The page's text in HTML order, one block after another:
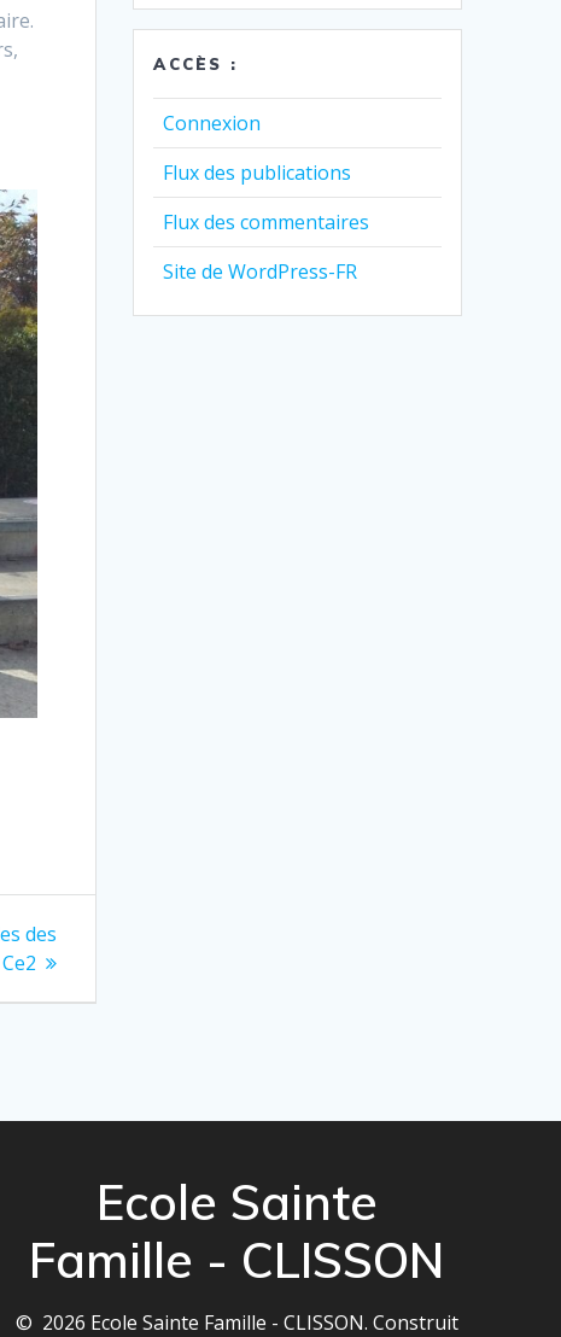
des
Ce2
ACCÈS :
Connexion
Flux des publications
Flux des commentaires
Site de WordPress-FR
Ecole Sainte
Famille - CLISSON
© 2026 Ecole Sainte Famille - CLISSON. Construit